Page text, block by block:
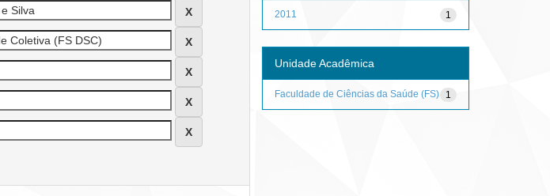
1
2011
Unidade Acadêmica
1
Faculdade de Ciências da Saúde (FS)